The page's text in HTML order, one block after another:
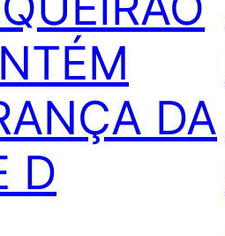
DA
D